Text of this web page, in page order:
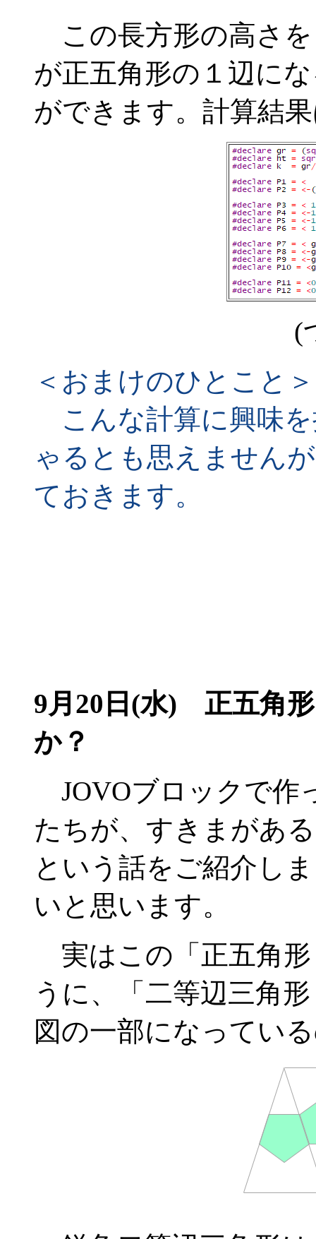
この長方形の高さを
が正五角形の１辺に
ができます。計算結
(
＜おまけのひとこと＞
こんな計算に興味
ゃるとも思えません
ておきます。
9月20日(水) 正五角形
か？
JOVOブロックで作
たちが、すきまがあ
という話をご紹介し
いと思います。
実はこの「正五角形
うに、「二等辺三角
図の一部になってい